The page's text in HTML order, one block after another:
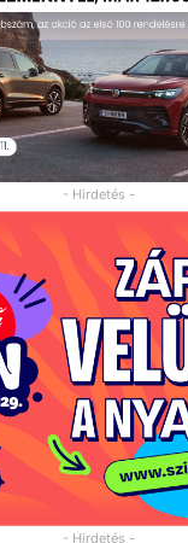
- Hirdetés -
- Hirdetés -